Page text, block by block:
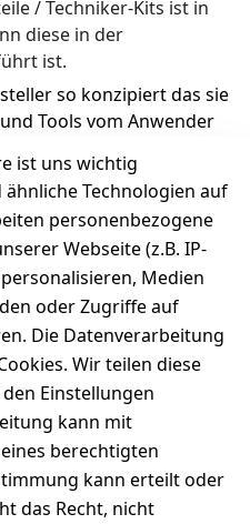
/ Techniker-Kits ist in
diese in der
ist.
so konzipiert das sie
Tools vom Anwender
ist uns wichtig
Technologien auf
personenbezogene
Webseite (z.B. IP-
Medien
oder Zugriffe auf
Die Datenverarbeitung
Wir teilen diese
Einstellungen
kann mit
berechtigten
kann erteilt oder
das Recht, nicht
Support
Hersteller
Druckqualität
Wartungskit
Roller-
Diagramm
Zahlung
und
Versand